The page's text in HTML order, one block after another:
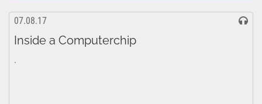
07.08.17
Inside a Computerchip
.